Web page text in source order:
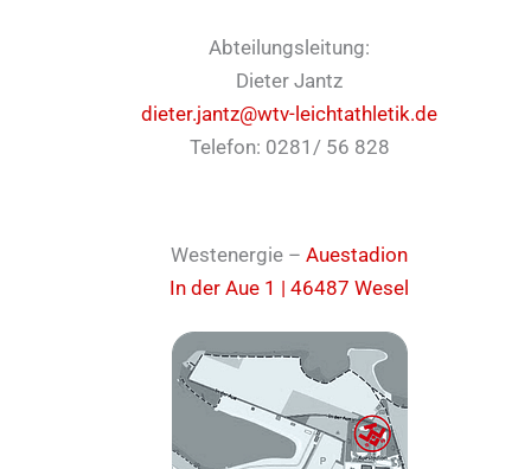
Abteilungsleitung:
Dieter Jantz
dieter.jantz@wtv-leichtathletik.de
Telefon: 0281/ 56 828
Westenergie – Auestadion
In der Aue 1 | 46487 Wesel